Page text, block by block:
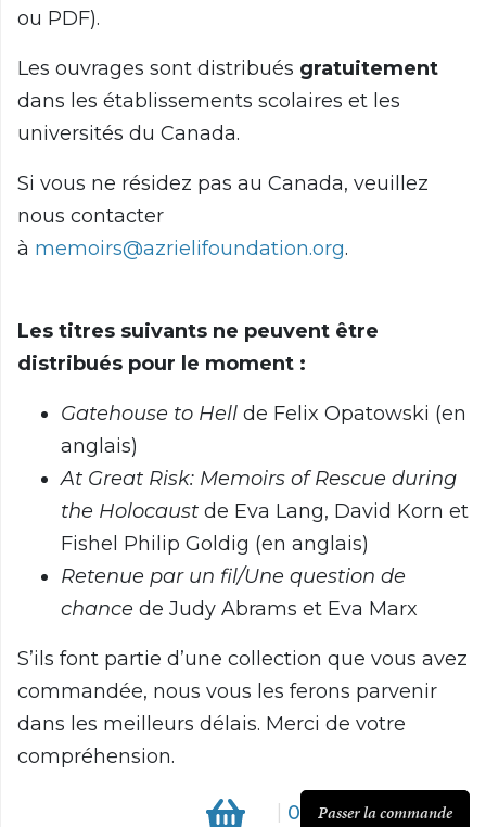
ou PDF).
Les ouvrages sont distribués gratuitement
dans les établissements scolaires et les
universités du Canada.
Si vous ne résidez pas au Canada, veuillez
nous contacter
à memoirs@azrielifoundation.org.
Les titres suivants ne peuvent être
distribués pour le moment :
Gatehouse to Hell de Felix Opatowski (en
anglais)
At Great Risk: Memoirs of Rescue during
the Holocaust de Eva Lang, David Korn et
Fishel Philip Goldig (en anglais)
Retenue par un fil/Une question de
chance de Judy Abrams et Eva Marx
S’ils font partie d’une collection que vous avez
commandée, nous vous les ferons parvenir
dans les meilleurs délais. Merci de votre
compréhension.
0 Passer la commande